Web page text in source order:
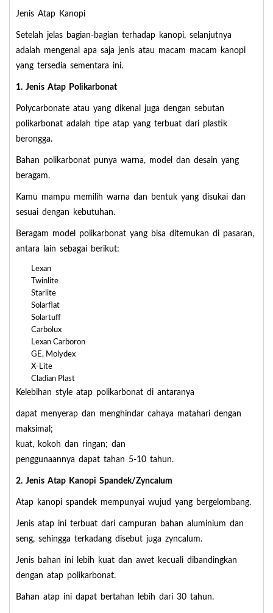
Jenis Atap Kanopi
Setelah jelas bagian-bagian terhadap kanopi, selanjutnya
adalah mengenal apa saja jenis atau macam macam kanopi
yang tersedia sementara ini.
1. Jenis Atap Polikarbonat
Polycarbonate atau yang dikenal juga dengan sebutan
polikarbonat adalah tipe atap yang terbuat dari plastik
berongga.
Bahan polikarbonat punya warna, model dan desain yang
beragam.
Kamu mampu memilih warna dan bentuk yang disukai dan
sesuai dengan kebutuhan.
Beragam model polikarbonat yang bisa ditemukan di pasaran,
antara lain sebagai berikut:
Lexan
Twinlite
Starlite
Solarflat
Solartuff
Carbolux
Lexan Carboron
GE, Molydex
X-Lite
Cladian Plast
Kelebihan style atap polikarbonat di antaranya
dapat menyerap dan menghindar cahaya matahari dengan
maksimal;
kuat, kokoh dan ringan; dan
penggunaannya dapat tahan 5-10 tahun.
2. Jenis Atap Kanopi Spandek/Zyncalum
Atap kanopi spandek mempunyai wujud yang bergelombang.
Jenis atap ini terbuat dari campuran bahan aluminium dan
seng, sehingga terkadang disebut juga zyncalum.
Jenis bahan ini lebih kuat dan awet kecuali dibandingkan
dengan atap polikarbonat.
Bahan atap ini dapat bertahan lebih dari 30 tahun.